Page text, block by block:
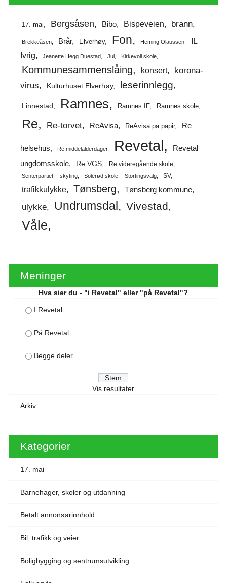
17. mai Bergsåsen Bibo Bispeveien brann
Brekkeåsen Brår Elverhøy Fon Heming Olaussen
IL
Ivrig
Jeanette Hegg Duestad Jul Kirkevoll skole
Kommunesammenslåing konsert
korona-
virus
Kulturhuset Elverhøy leserinnlegg
Linnestad Ramnes Ramnes IF Ramnes skole
Re Re-torvet ReAvisa ReAvisa på papir Re
helsehus Re middelalderdager Revetal
Revetal
ungdomsskole
Re VGS Re videregående skole
Senterpartiet skyting Solerød skole Stortingsvalg SV
trafikkulykke Tønsberg Tønsberg kommune
ulykke Undrumsdal Vivestad
Våle
Meninger
Hva sier du - "i Revetal" eller "på Revetal"?
I Revetal
På Revetal
Begge deler
Vis resultater
Arkiv
Kategorier
17. mai
Barnehager, skoler og utdanning
Betalt annonsørinnhold
Bil, trafikk og veier
Boligbygging og sentrumsutvikling